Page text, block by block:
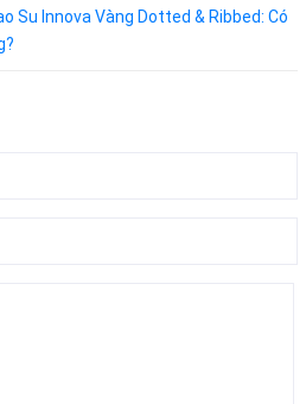
Su Innova Vàng Dotted & Ribbed: Có